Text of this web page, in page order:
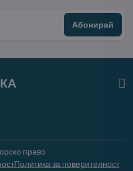
Абонирай
право
Политика за поверителност